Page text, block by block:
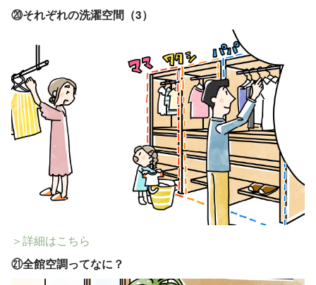
⑳それぞれの洗濯空間（3）
＞詳細はこちら
㉑全館空調ってなに？